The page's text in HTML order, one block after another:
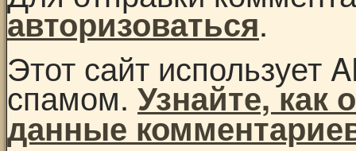
авторизоваться.
Этот сайт использует
спамом.Узнайте,
данные